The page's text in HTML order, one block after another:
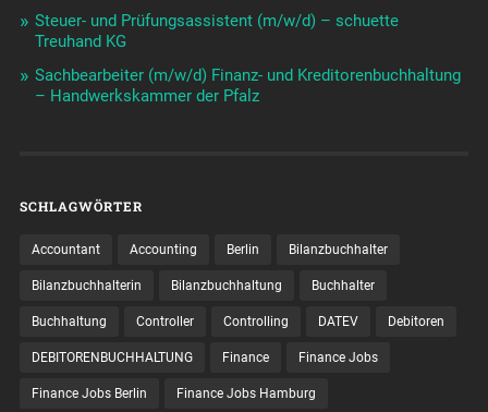
Steuer- und Prüfungsassistent (m/w/d) – schuette
Treuhand KG
Sachbearbeiter (m/w/d) Finanz- und Kreditorenbuchhaltung
– Handwerkskammer der Pfalz
SCHLAGWÖRTER
Accountant Accounting Berlin Bilanzbuchhalter
Bilanzbuchhalterin Bilanzbuchhaltung Buchhalter
Buchhaltung Controller Controlling DATEV Debitoren
DEBITORENBUCHHALTUNG Finance Finance Jobs
Finance Jobs Berlin Finance Jobs Hamburg